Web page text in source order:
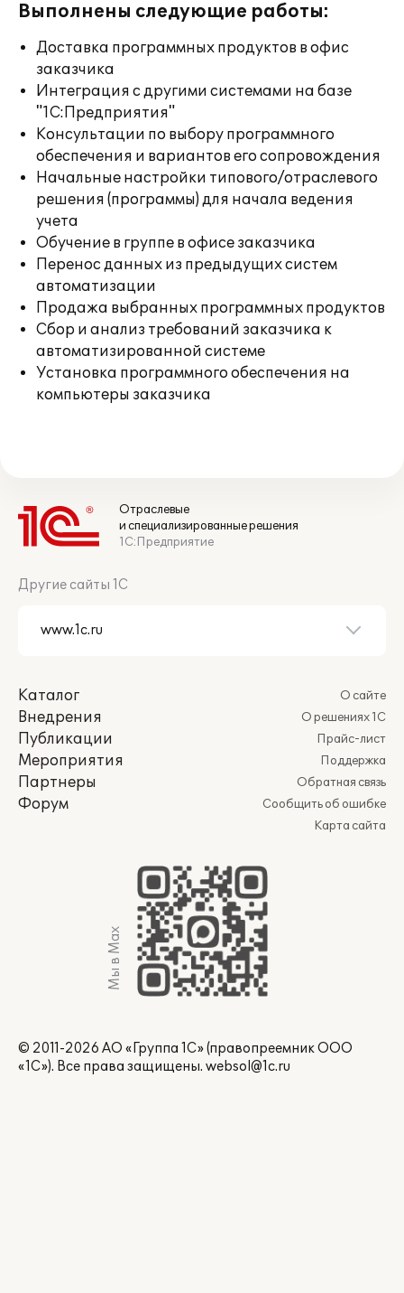
Выполнены следующие работы:
Доставка программных продуктов в офис
заказчика
Интеграция с другими системами на базе
"1С:Предприятия"
Консультации по выбору программного
обеспечения и вариантов его сопровождения
Начальные настройки типового/отраслевого
решения (программы) для начала ведения
учета
Обучение в группе в офисе заказчика
Перенос данных из предыдущих систем
автоматизации
Продажа выбранных программных продуктов
Сбор и анализ требований заказчика к
автоматизированной системе
Установка программного обеспечения на
компьютеры заказчика
Отраслевые
и специализированные решения
1С:Предприятие
Другие сайты 1С
Каталог
Внедрения
Публикации
Мероприятия
Партнеры
Форум
О сайте
О решениях 1С
Прайс-лист
Поддержка
Обратная связь
Сообщить об ошибке
Карта сайта
Мы в Max
© 2011-2026 АО «Группа 1С» (правопреемник ООО
«1С»). Все права защищены. websol@1c.ru